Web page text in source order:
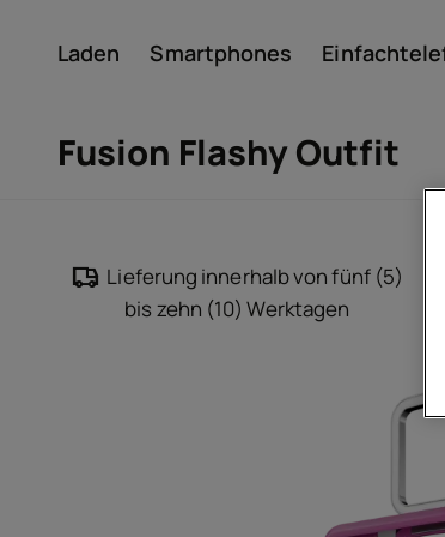
Laden Smartphones
Fusion Flashy Outfit
Lieferung innerhalb von fünf (5)
bis zehn (10) Werktagen